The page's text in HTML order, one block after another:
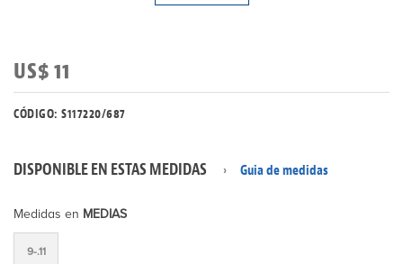
US$ 11
CÓDIGO: S117220/687
DISPONIBLE EN ESTAS MEDIDAS Guia de medidas
Medidas en MEDIAS
9-.11